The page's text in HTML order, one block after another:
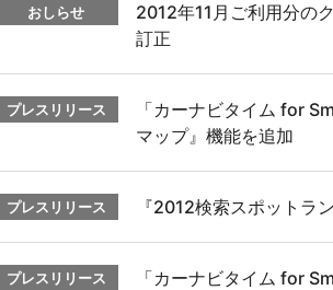
おしらせ
2012年11月ご利用分の
訂正
プレスリリース
「カーナビタイム for
マップ』機能を追加
プレスリリース 『2012検索スポットラ
プレスリリース 「カーナビタイム for